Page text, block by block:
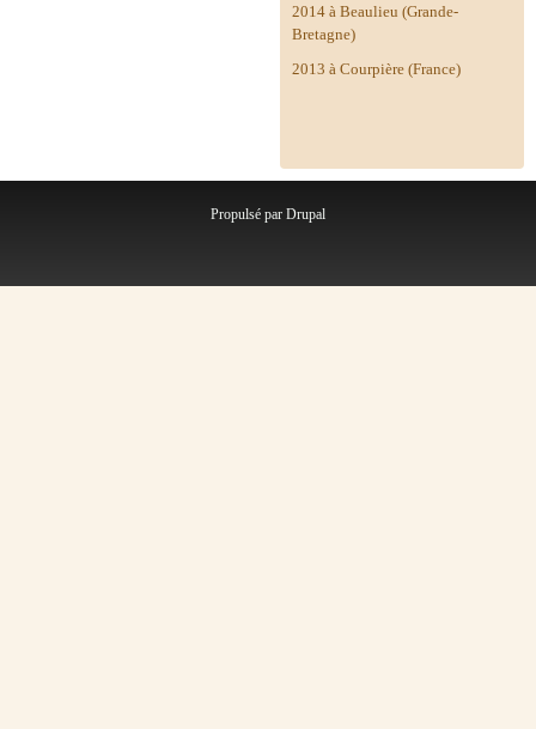
2014 à Beaulieu (Grande-
Bretagne)
2013 à Courpière (France)
Propulsé par Drupal